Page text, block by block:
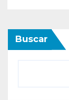
Buscar